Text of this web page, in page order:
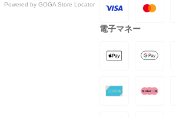
Powered by GOGA Store Locator
電子マネー